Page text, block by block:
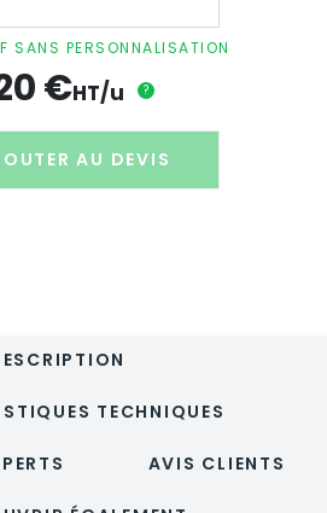
SANS PERSONNALISATION
€HT/u ?
AU DEVIS
TECHNIQUES
AVIS CLIENTS